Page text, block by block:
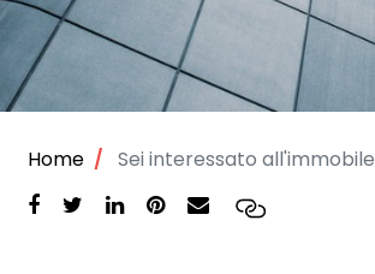
Home Sei interessato all'immobile